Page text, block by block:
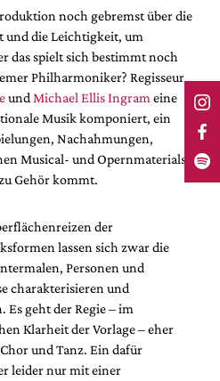
noch gebremst über die
und die Leichtigkeit, um
das spielt sich bestimmt noch
Philharmoniker? Regisseur
und Michael Ellis Ingram eine
Musik komponiert, ein
Nachahmungen,
Musical- und Opernmaterials,
Gehör kommt.
der
lassen sich zwar die
Personen und
charakterisieren und
geht der Regie – im
Klarheit der Vorlage – eher
und Tanz. Ein dafür
leider nur mit einer